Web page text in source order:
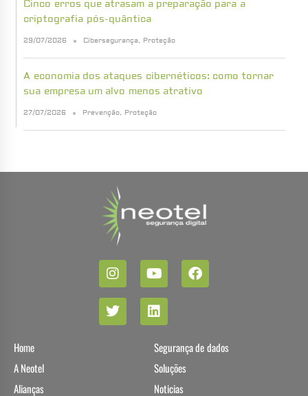
Cinco erros que atrasam a preparação para a
criptografia pós-quântica
29/07/2026 Cibersegurança, Proteção
A economia dos ataques cibernéticos: como tornar
sua empresa um alvo menos atrativo
27/07/2026 Prevenção, Proteção
Home
A Neotel
Alianças
Segurança de dados
Soluções
Noticias